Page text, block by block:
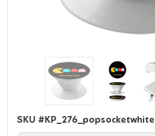
SKU #KP_276_popsocketwhite